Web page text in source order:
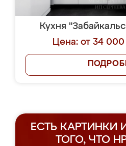
Кухня
Цена: от 34 000
ЕСТЬ КАРТИНКИ
ТОГО, ЧТО